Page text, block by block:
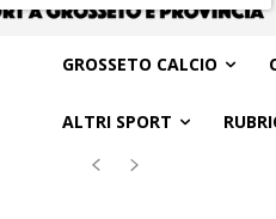
GROSSETO CALCIO
ALTRI SPORT